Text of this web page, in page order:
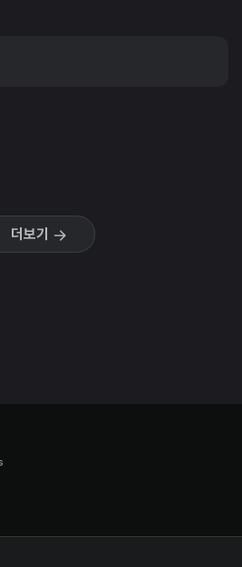
더보기
사업자 번호 : 501-87-01653 통신판매신고번호 : 제